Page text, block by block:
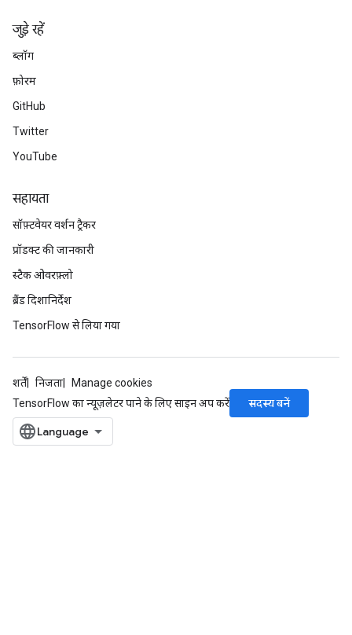
जुड़े रहें
ब्लॉग
फ़ोरम
GitHub
Twitter
YouTube
सहायता
सॉफ़्टवेयर वर्शन ट्रैकर
प्रॉडक्ट की जानकारी
स्टैक ओवरफ़्लो
ब्रैंड दिशानिर्देश
TensorFlow से लिया गया
शर्तें निजता
Manage cookies
TensorFlow का न्यूज़लेटर पाने के लिए साइन अप करें
सदस्य बनें